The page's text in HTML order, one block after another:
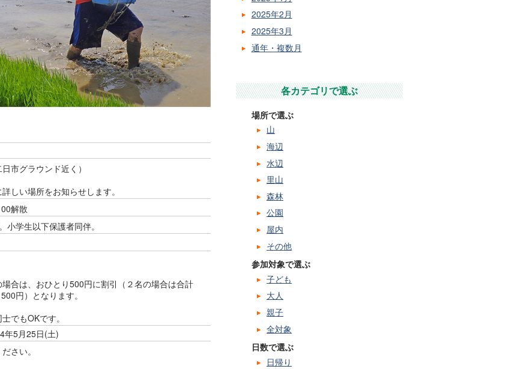
市グラウンド近く）
しい場所をお知らせします。
解散
小学生以下保護者同伴。
合は、おひとり500円に割引（２名の場合は合計
円）となります。
でもOKです。
年5月25日(土)
さい。
2025年2月
2025年3月
通年・複数月
各カテゴリで選ぶ
場所で選ぶ
山
海辺
水辺
里山
森林
公園
屋内
その他
参加対象で選ぶ
子ども
大人
親子
全対象
日数で選ぶ
日帰り